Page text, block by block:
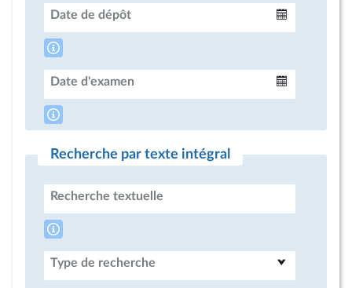
Date de dépôt
Date d'examen
Recherche par texte intégral
Recherche textuelle
Type de recherche